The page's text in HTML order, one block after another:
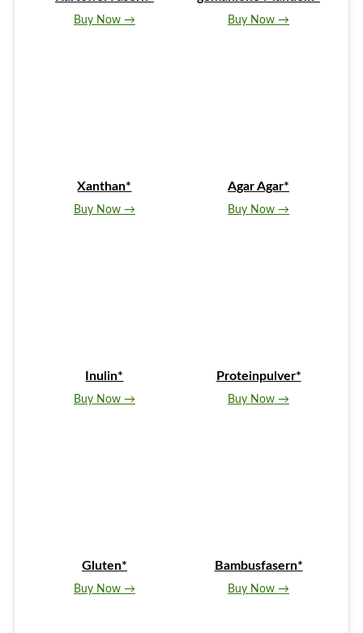
Buy Now → Buy Now →
Xanthan*
Buy Now →
Agar Agar*
Buy Now →
Inulin*
Buy Now →
Proteinpulver*
Buy Now →
Gluten*
Buy Now →
Bambusfasern*
Buy Now →